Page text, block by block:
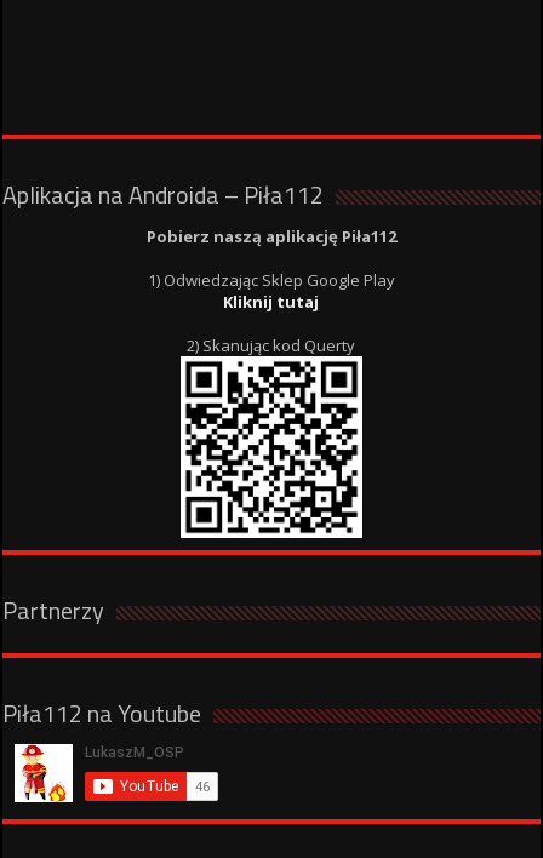
Aplikacja na Androida – Piła112
Pobierz naszą aplikację Piła112
1) Odwiedzając Sklep Google Play
Kliknij tutaj
2) Skanując kod Querty
Partnerzy
Piła112 na Youtube